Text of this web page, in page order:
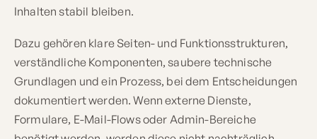
Inhalten stabil bleiben.
Dazu gehören klare Seiten- und Funktionsstrukturen,
verständliche Komponenten, saubere technische
Grundlagen und ein Prozess, bei dem Entscheidungen
dokumentiert werden. Wenn externe Dienste,
Formulare, E-Mail-Flows oder Admin-Bereiche